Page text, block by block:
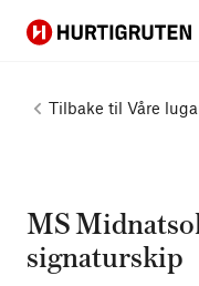
Hurtigruten
Tilbake til Våre
MS
signaturskip